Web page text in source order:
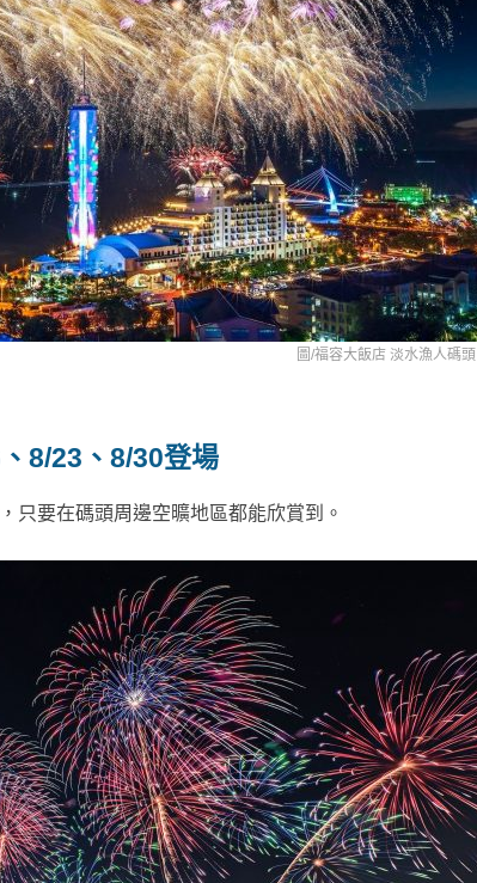
圖/福容大飯店 淡水漁人碼頭
8/23、8/30登場
，只要在碼頭周邊空曠地區都能欣賞到。